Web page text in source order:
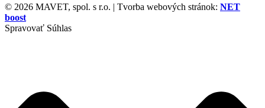
© 2026 MAVET, spol. s r.o. | Tvorba webových stránok: NET
boost
Spravovať Súhlas